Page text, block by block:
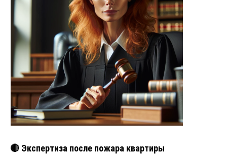
🔴 Экспертиза после пожара квартиры